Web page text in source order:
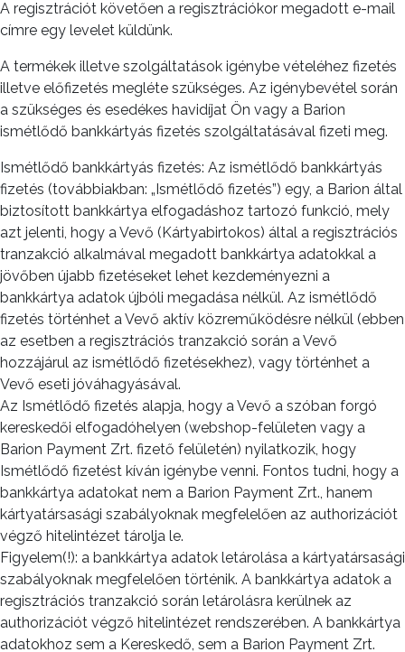
A regisztrációt követően a regisztrációkor megadott e-mail
címre egy levelet küldünk.
A termékek illetve szolgáltatások igénybe vételéhez fizetés
illetve előfizetés megléte szükséges. Az igénybevétel során
a szükséges és esedékes havidíjat Ön vagy a Barion
ismétlődő bankkártyás fizetés szolgáltatásával fizeti meg.
Ismétlődő bankkártyás fizetés: Az ismétlődő bankkártyás
fizetés (továbbiakban: „Ismétlődő fizetés”) egy, a Barion által
biztosított bankkártya elfogadáshoz tartozó funkció, mely
azt jelenti, hogy a Vevő (Kártyabirtokos) által a regisztrációs
tranzakció alkalmával megadott bankkártya adatokkal a
jövőben újabb fizetéseket lehet kezdeményezni a
bankkártya adatok újbóli megadása nélkül. Az ismétlődő
fizetés történhet a Vevő aktív közreműködésre nélkül (ebben
az esetben a regisztrációs tranzakció során a Vevő
hozzájárul az ismétlődő fizetésekhez), vagy történhet a
Vevő eseti jóváhagyásával.
Az Ismétlődő fizetés alapja, hogy a Vevő a szóban forgó
kereskedői elfogadóhelyen (webshop-felületen vagy a
Barion Payment Zrt. fizető felületén) nyilatkozik, hogy
Ismétlődő fizetést kíván igénybe venni. Fontos tudni, hogy a
bankkártya adatokat nem a Barion Payment Zrt., hanem
kártyatársasági szabályoknak megfelelően az authorizációt
végző hitelintézet tárolja le.
Figyelem(!): a bankkártya adatok letárolása a kártyatársasági
szabályoknak megfelelően történik. A bankkártya adatok a
regisztrációs tranzakció során letárolásra kerülnek az
authorizációt végző hitelintézet rendszerében. A bankkártya
adatokhoz sem a Kereskedő, sem a Barion Payment Zrt.